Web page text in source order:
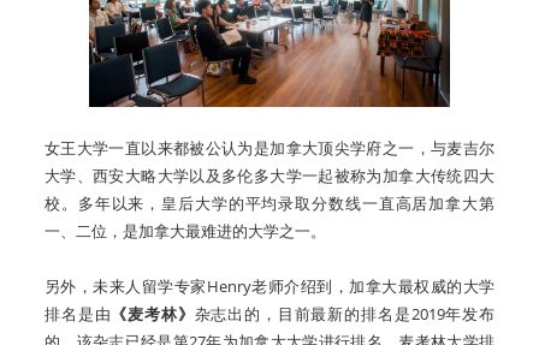
女王大学一直以来都被公认为是加拿大顶尖学府之一，与麦吉尔
大学、西安大略大学以及多伦多大学一起被称为加拿大传统四大
校。多年以来，皇后大学的平均录取分数线一直高居加拿大第
一、二位，是加拿大最难进的大学之一。
另外，未来人留学专家Henry老师介绍到，加拿大最权威的大学
排名是由 《麦考林》 杂志出的， 目前最新的排名是2019年发布